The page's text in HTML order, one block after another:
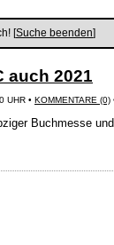
[Suche beenden]
auch 2021
UHR • KOMMENTARE (0)
Buchmesse